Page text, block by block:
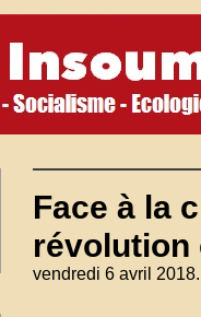
Face à la
vendredi 6 avril 2018.